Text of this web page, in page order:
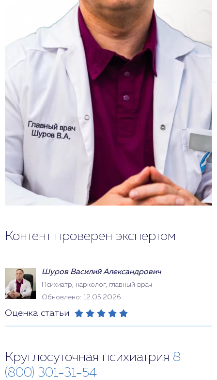
Контент проверен экспертом
Шуров Василий Александрович
Психиатр, нарколог, главный врач
Обновлено: 12.05.2026
Оценка статьи:
Круглосуточная психиатрия 8
(800) 301-31-54